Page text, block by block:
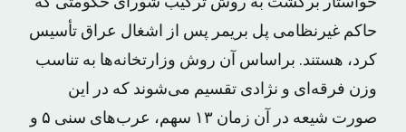
حاکم غیرنظامی پل بریمر پس از اشغال عراق تأسیس
کرد، هستند. براساس آن روش وزارتخانه‌ها به تناسب
وزن فرقه‌ای و نژادی تقسیم می‌شوند که در این
صورت شیعه در آن زمان ۱۳ سهم، عرب‌های سنی ۵ و